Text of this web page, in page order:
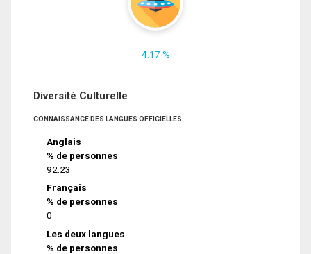
4.17 %
Diversité Culturelle
CONNAISSANCE DES LANGUES OFFICIELLES
Anglais
% de personnes
92.23
Français
% de personnes
0
Les deux langues
% de personnes